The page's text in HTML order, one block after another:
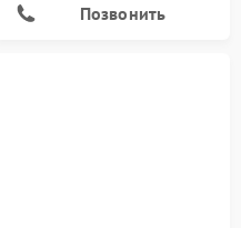
Позвонить